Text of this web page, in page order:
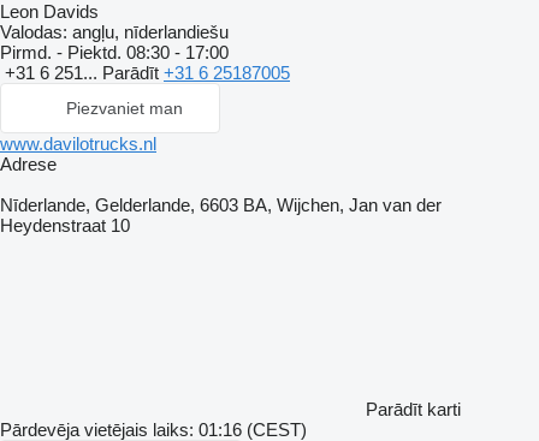
Leon Davids
Valodas: angļu, nīderlandiešu
Pirmd. - Piektd. 08:30 - 17:00
+31 6 251... Parādīt +31 6 25187005
Piezvaniet man
www.davilotrucks.nl
Adrese
Nīderlande, Gelderlande, 6603 BA, Wijchen, Jan van der
Heydenstraat 10
Parādīt karti
Pārdevēja vietējais laiks: 01:16 (CEST)